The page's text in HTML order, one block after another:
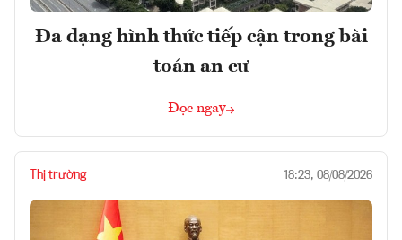
Đa dạng hình thức tiếp cận trong bài
toán an cư
Đọc ngay
Thị trường 18:23, 08/08/2026